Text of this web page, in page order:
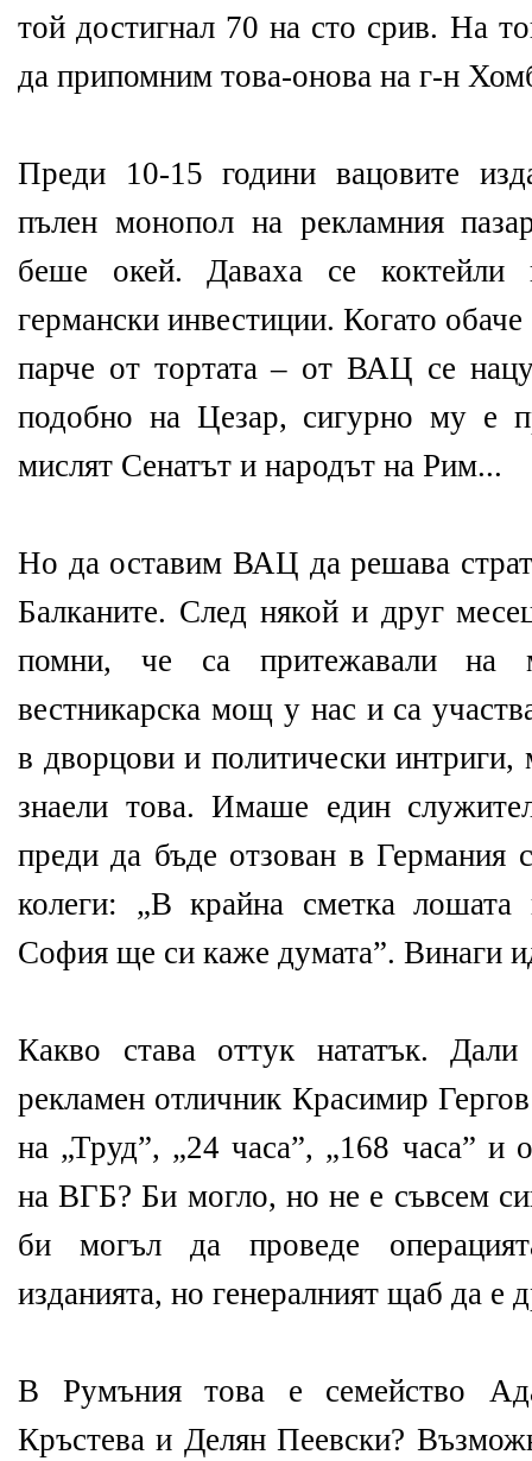
той достигнал 70 на сто срив. На
да припомним това-онова на г-н
Преди 10-15 години вацовите
пълен монопол на рекламния
беше окей. Даваха се
германски инвестиции. Когато
парче от тортата – от ВАЦ се
подобно на Цезар, сигурно му е
мислят Сенатът и народът на Рим...
Но да оставим ВАЦ да решава
Балканите. След някой и друг
помни, че са притежавали на
вестникарска мощ у нас и са
в дворцови и политически интриги,
знаели това. Имаше един
преди да бъде отзован в Германия
колеги: „В крайна сметка
София ще си каже думата”. Винаги
Какво става оттук нататък.
рекламен отличник Красимир
на „Труд”, „24 часа”, „168 часа” и
на ВГБ? Би могло, но не е съвсем
би могъл да проведе
изданията, но генералният щаб да е
В Румъния това е семейство
Кръстева и Делян Пеевски?